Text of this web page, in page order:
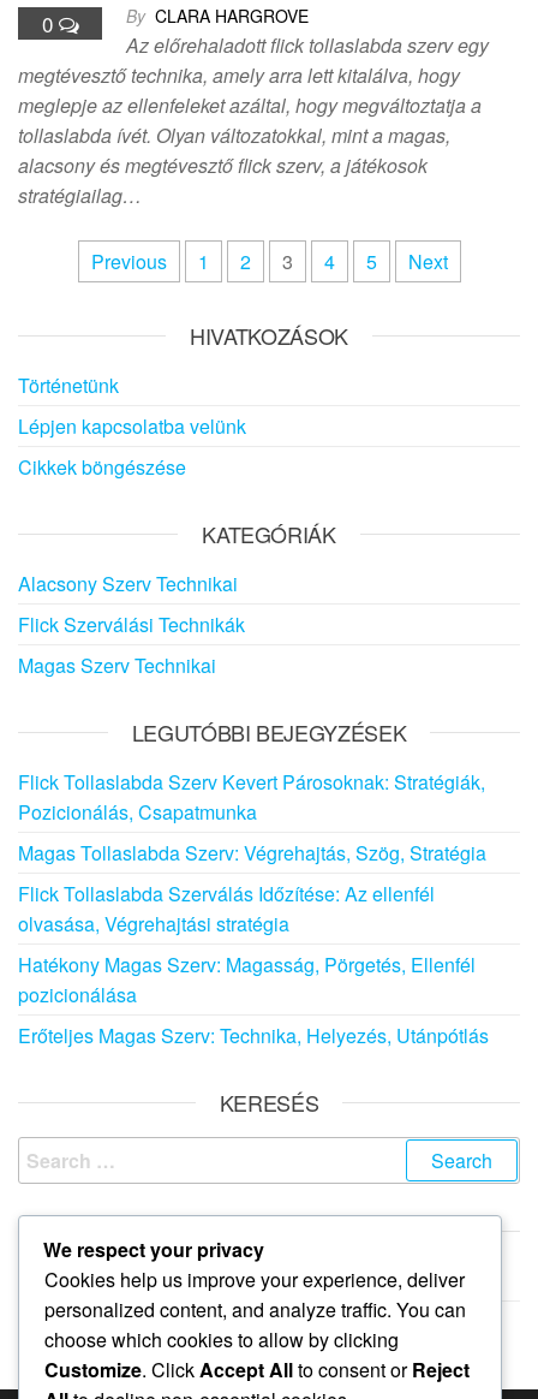
0 By CLARA HARGROVE
Az előrehaladott flick tollaslabda szerv egy
megtévesztő technika, amely arra lett kitalálva, hogy
meglepje az ellenfeleket azáltal, hogy megváltoztatja a
tollaslabda ívét. Olyan változatokkal, mint a magas,
alacsony és megtévesztő flick szerv, a játékosok
stratégiailag…
PostsPrevious 1 2 3 4 5 Next
HIVATKOZÁSOK
Történetünk
Lépjen kapcsolatba velünk
Cikkek böngészése
KATEGÓRIÁK
Alacsony Szerv Technikai
Flick Szerválási Technikák
Magas Szerv Technikai
LEGUTÓBBI BEJEGYZÉSEK
Flick Tollaslabda Szerv Kevert Párosoknak: Stratégiák,
Pozicionálás, Csapatmunka
Magas Tollaslabda Szerv: Végrehajtás, Szög, Stratégia
Flick Tollaslabda Szerválás Időzítése: Az ellenfél
olvasása, Végrehajtási stratégia
Hatékony Magas Szerv: Magasság, Pörgetés, Ellenfél
pozicionálása
Erőteljes Magas Szerv: Technika, Helyezés, Utánpótlás
KERESÉS
Search
for:
February 2026
January 2026
We respect your privacy
Cookies help us improve your experience, deliver
personalized content, and analyze traffic. You can
choose which cookies to allow by clicking
Customize. ClickAccept Allto consent orReject